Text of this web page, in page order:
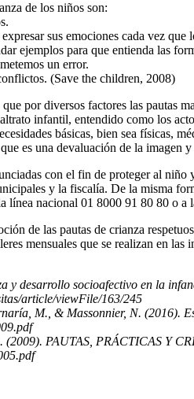
de los niños son:
sus emociones cada vez que
ejemplos para que entienda las
un error.
(Save the children, 2008)
por diversos factores las pautas
infantil, entendido como los
básicas, bien sea físicas,
es una devaluación de la imagen
con el fin de proteger al
y la fiscalía. De la misma
línea nacional 01 8000 91 80 80 o a
de las pautas de crianza
mensuales que se realizan en las
y desarrollo socioafectivo en la
article/viewFile/163/245
M., & Massonnier, N. (2016).
(2009). PAUTAS, PRÁCTICAS Y